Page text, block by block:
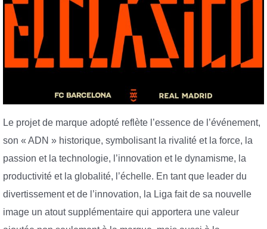
Le projet de marque adopté reflète l’essence de l’événement,
son « ADN » historique, symbolisant la rivalité et la force, la
passion et la technologie, l’innovation et le dynamisme, la
productivité et la globalité, l’échelle. En tant que leader du
divertissement et de l’innovation, la Liga fait de sa nouvelle
image un atout supplémentaire qui apportera une valeur